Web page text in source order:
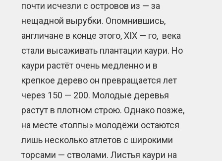
почти исчезли с островов из — за
нещадной вырубки. Опомнившись,
англичане в конце этого, XIX — го, века
стали высаживать плантации каури. Но
каури растёт очень медленно и в
крепкое дерево он превращается лет
через 150 — 200. Молодые деревья
растут в плотном строю. Однако позже,
на месте «толпы» молодёжи остаются
лишь несколько атлетов с широкими
торсами — стволами. Листья каури на